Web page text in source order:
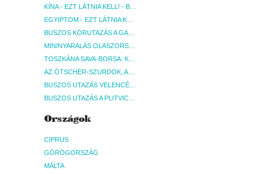
Országok
CIPRUS
GÖRÖGORSZÁG
MÁLTA